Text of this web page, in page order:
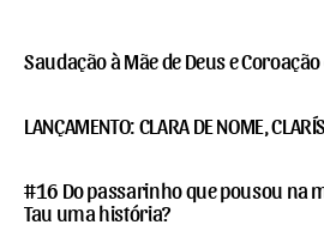
Saudação à Mãe de Deus e
LANÇAMENTO: CLARA DE NOME,
#16 Do passarinho que pousou na
Tau uma história?